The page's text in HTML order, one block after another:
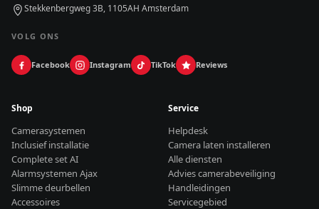
Stekkenbergweg 3B, 1105AH Amsterdam
VOLG ONS
Facebook Instagram TikTok Reviews
Shop
Camerasystemen
Inclusief installatie
Complete set AI
Alarmsystemen Ajax
Slimme deurbellen
Accessoires
Service
Helpdesk
Camera laten installeren
Alle diensten
Advies camerabeveiliging
Handleidingen
Servicegebied